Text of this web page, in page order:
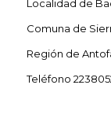
Localidad de
Comuna de
Región de
Teléfono